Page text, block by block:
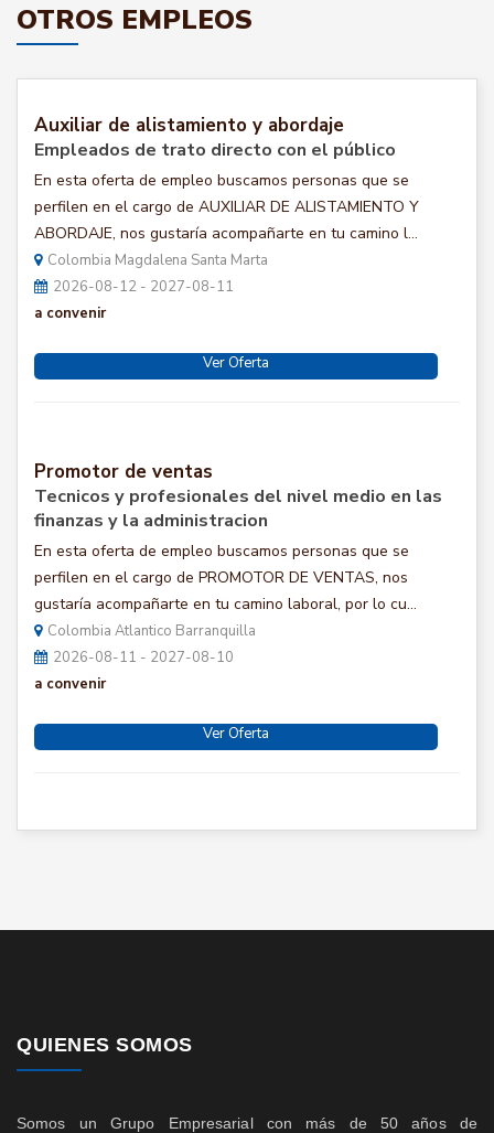
OTROS EMPLEOS
Auxiliar de alistamiento y abordaje
Empleados de trato directo con el público
En esta oferta de empleo buscamos personas que se
perfilen en el cargo de AUXILIAR DE ALISTAMIENTO Y
ABORDAJE, nos gustaría acompañarte en tu camino l...
Colombia Magdalena Santa Marta
2026-08-12 - 2027-08-11
a convenir
Ver Oferta
Promotor de ventas
Tecnicos y profesionales del nivel medio en las
finanzas y la administracion
En esta oferta de empleo buscamos personas que se
perfilen en el cargo de PROMOTOR DE VENTAS, nos
gustaría acompañarte en tu camino laboral, por lo cu...
Colombia Atlantico Barranquilla
2026-08-11 - 2027-08-10
a convenir
Ver Oferta
QUIENES SOMOS
Somos un Grupo Empresarial con más de 50 años de